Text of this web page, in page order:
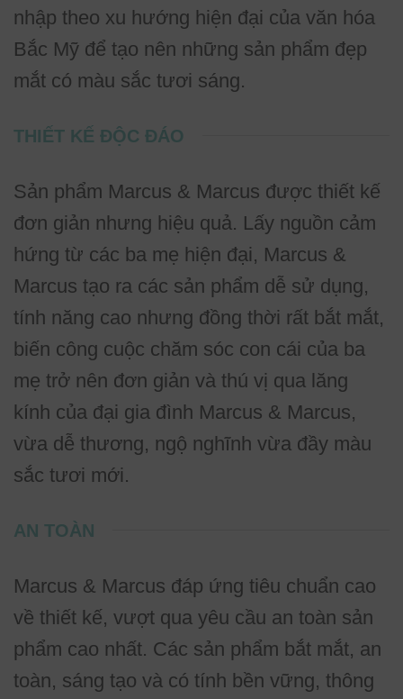
nhập theo xu hướng hiện đại của văn hóa
Bắc Mỹ để tạo nên những sản phẩm đẹp
mắt có màu sắc tươi sáng.
THIẾT KẾ ĐỘC ĐÁO
Sản phẩm Marcus & Marcus được thiết kế
đơn giản nhưng hiệu quả. Lấy nguồn cảm
hứng từ các ba mẹ hiện đại, Marcus &
Marcus tạo ra các sản phẩm dễ sử dụng,
tính năng cao nhưng đồng thời rất bắt mắt,
biến công cuộc chăm sóc con cái của ba
mẹ trở nên đơn giản và thú vị qua lăng
kính của đại gia đình Marcus & Marcus,
vừa dễ thương, ngộ nghĩnh vừa đầy màu
sắc tươi mới.
AN TOÀN
Marcus & Marcus đáp ứng tiêu chuẩn cao
về thiết kế, vượt qua yêu cầu an toàn sản
phẩm cao nhất. Các sản phẩm bắt mắt, an
toàn, sáng tạo và có tính bền vững, thông